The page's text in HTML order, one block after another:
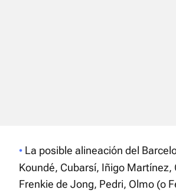
La posible alineación del
Koundé, Cubarsí, Iñigo Martínez,
Frenkie de Jong, Pedri, Olmo (o